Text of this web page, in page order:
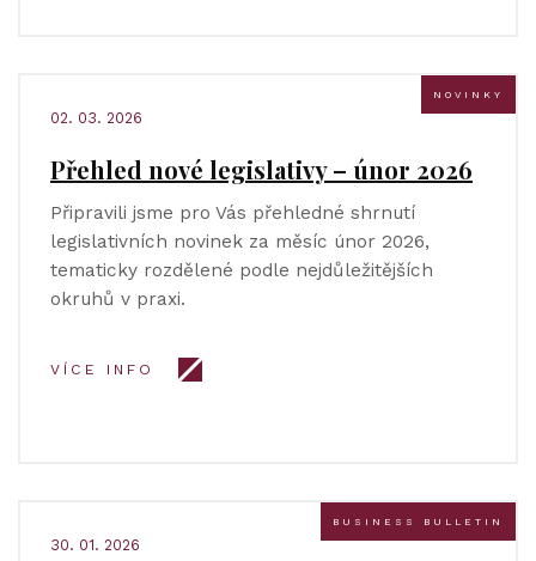
NOVINKY
02. 03. 2026
Přehled nové legislativy – únor 2026
Připravili jsme pro Vás přehledné shrnutí
legislativních novinek za měsíc únor 2026,
tematicky rozdělené podle nejdůležitějších
okruhů v praxi.
VÍCE INFO
BUSINESS BULLETIN
30. 01. 2026